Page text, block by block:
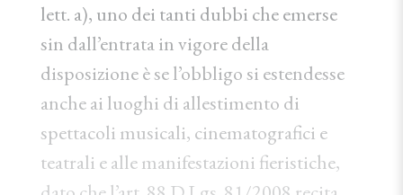
lett. a), uno dei tanti dubbi che emerse
sin dall’entrata in vigore della
disposizione è se l’obbligo si estendesse
anche ai luoghi di allestimento di
spettacoli musicali, cinematografici e
teatrali e alle manifestazioni fieristiche,